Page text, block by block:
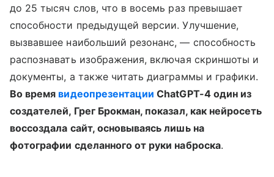
до 25 тысяч слов, что в восемь раз превышает
способности предыдущей версии. Улучшение,
вызвавшее наибольший резонанс, — способность
распознавать изображения, включая скриншоты и
документы, а также читать диаграммы и графики.
Во время видеопрезентации ChatGPT-4 один из
создателей, Грег Брокман, показал, как нейросеть
воссоздала сайт, основываясь лишь на
фотографии сделанного от руки наброска.